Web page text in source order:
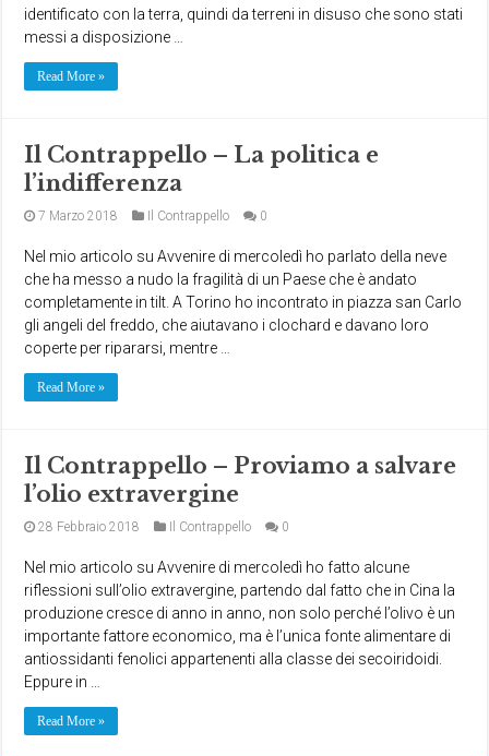
identificato con la terra, quindi da terreni in disuso che sono stati
messi a disposizione …
Read More »
Il Contrappello – La politica e
l’indifferenza
7 Marzo 2018 Il Contrappello 0
Nel mio articolo su Avvenire di mercoledì ho parlato della neve
che ha messo a nudo la fragilità di un Paese che è andato
completamente in tilt. A Torino ho incontrato in piazza san Carlo
gli angeli del freddo, che aiutavano i clochard e davano loro
coperte per ripararsi, mentre …
Read More »
Il Contrappello – Proviamo a salvare
l’olio extravergine
28 Febbraio 2018 Il Contrappello 0
Nel mio articolo su Avvenire di mercoledì ho fatto alcune
riflessioni sull’olio extravergine, partendo dal fatto che in Cina la
produzione cresce di anno in anno, non solo perché l’olivo è un
importante fattore economico, ma è l’unica fonte alimentare di
antiossidanti fenolici appartenenti alla classe dei secoiridoidi.
Eppure in …
Read More »